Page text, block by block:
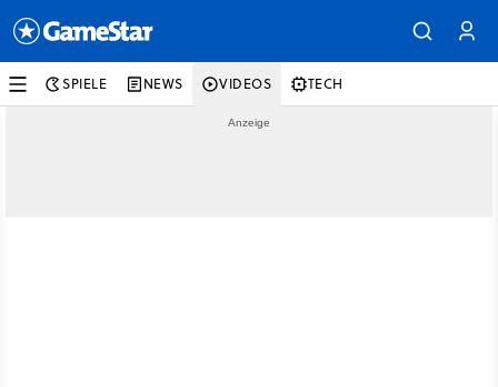
SPIELE NEWS VIDEOS TECH